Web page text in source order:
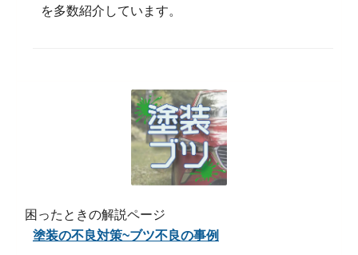
を多数紹介しています。
困ったときの解説ページ
塗装の不良対策~ブツ不良の事例